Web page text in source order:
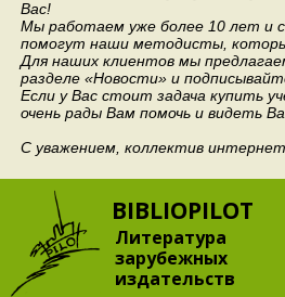
Вас!
Мы работаем уже более 10 лет и
помогут наши методисты,
Для наших клиентов мы
разделе «Новости» и
Если у Вас стоит задача купить
очень рады Вам помочь и видеть
С уважением, коллектив
BIBLIOPILOT
Литература
зарубежных
издательств